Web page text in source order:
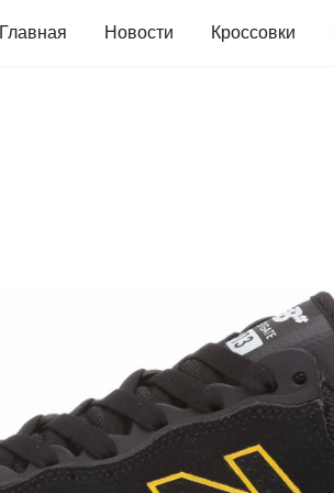
Главная Новости Кроссовки